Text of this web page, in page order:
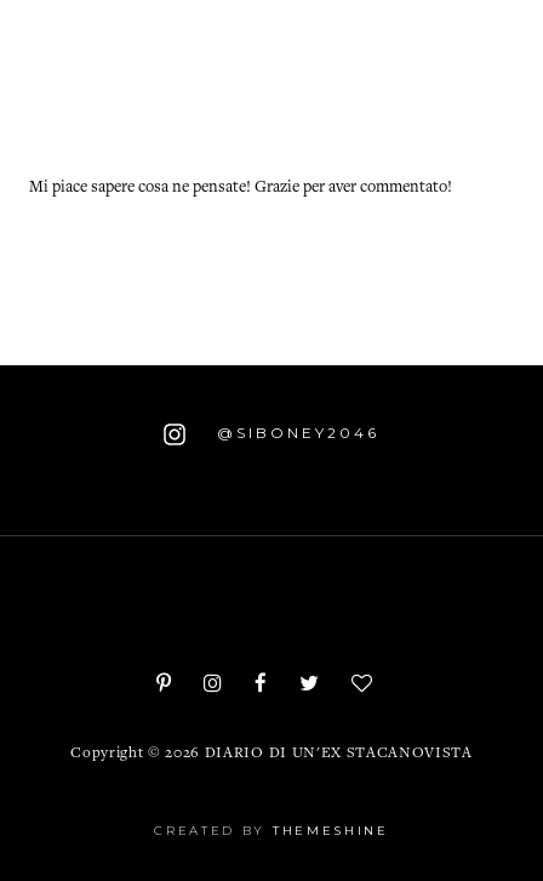
Mi piace sapere cosa ne pensate! Grazie per aver commentato!
@SIBONEY2046
Copyright ©2026 DIARIO DI UN'EX STACANOVISTA
CREATED BYTHEMESHINE